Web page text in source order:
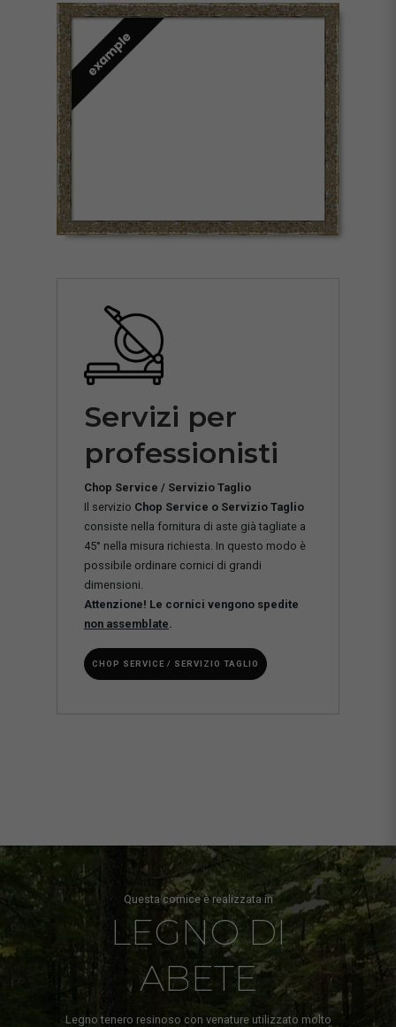
Servizi per
professionisti
Chop Service / Servizio Taglio
Il servizio Chop Service o Servizio Taglio
consiste nella fornitura di aste già tagliate a
45° nella misura richiesta. In questo modo è
possibile ordinare cornici di grandi
dimensioni.
Attenzione! Le cornici vengono spedite
non assemblate
CHOP SERVICE / SERVIZIO TAGLIO
Questa cornice è realizzata in
LEGNO DI
ABETE
Legno tenero resinoso con venature utilizzato molto